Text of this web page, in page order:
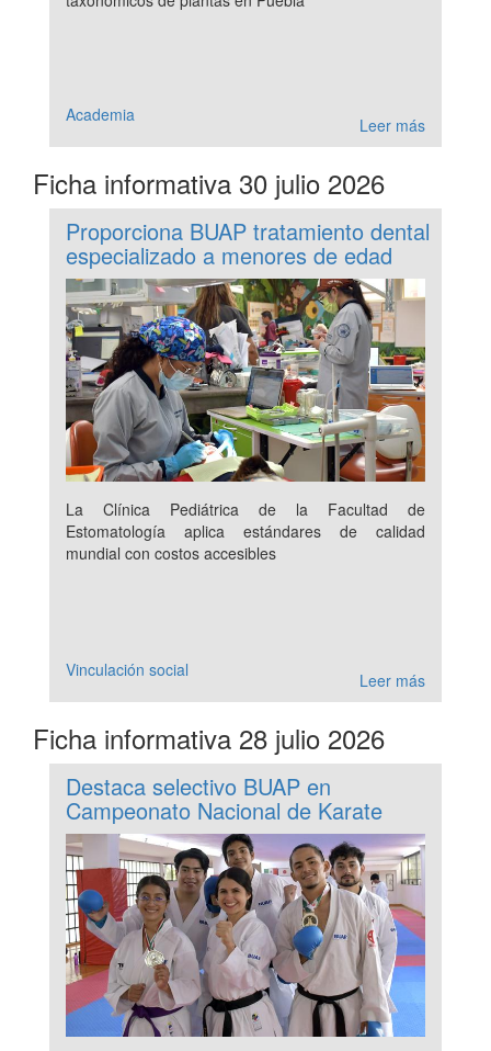
Academia Leer más
Ficha informativa 30 julio 2026
Proporciona BUAP tratamiento dental
especializado a menores de edad
La Clínica Pediátrica de la Facultad de
Estomatología aplica estándares de calidad
mundial con costos accesibles
Vinculación social Leer más
Ficha informativa 28 julio 2026
Destaca selectivo BUAP en
Campeonato Nacional de Karate